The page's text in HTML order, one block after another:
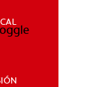
SALUD BUCAL